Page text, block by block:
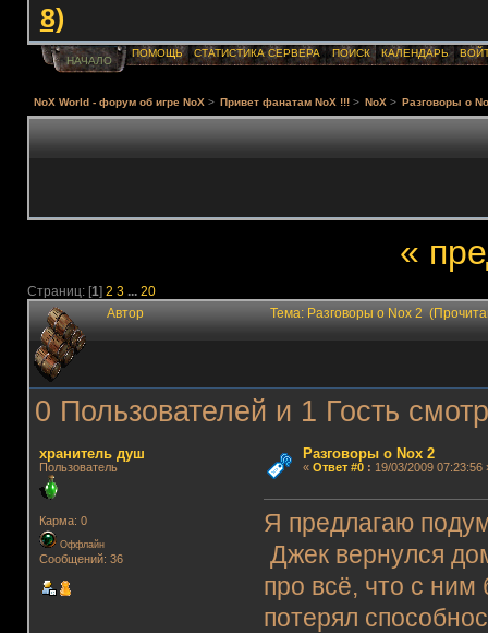
8)
НАЧАЛО
ПОМОЩЬ СТАТИСТИКА СЕРВЕРА ПОИСК КАЛЕНДАРЬ
NoX World - форум об игре NoX > Привет фанатам NoX !!! > NoX > Разговоры о
«
Страниц: [1] 2 3 ... 20
Автор Тема: Разговоры о Nox 2
0 Пользователей и 1 Гость
хранитель душ
Пользователь
Карма: 0
Оффлайн
Сообщений: 36
Разговоры о Nox 2
« Ответ #0: 19/03/2009 07:23:56
Я предлагаю
Джек вернулся
про всё, что с ним
потерял